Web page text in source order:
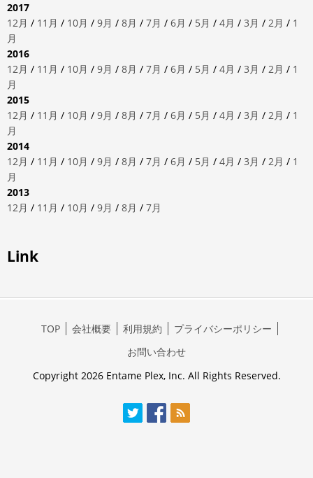
2017
12月 / 11月 / 10月 / 9月 / 8月 / 7月 / 6月 / 5月 / 4月 / 3月 / 2月 / 1
月
2016
12月 / 11月 / 10月 / 9月 / 8月 / 7月 / 6月 / 5月 / 4月 / 3月 / 2月 / 1
月
2015
12月 / 11月 / 10月 / 9月 / 8月 / 7月 / 6月 / 5月 / 4月 / 3月 / 2月 / 1
月
2014
12月 / 11月 / 10月 / 9月 / 8月 / 7月 / 6月 / 5月 / 4月 / 3月 / 2月 / 1
月
2013
12月 / 11月 / 10月 / 9月 / 8月 / 7月
Link
TOP 会社概要 利用規約
プライバシーポリシー
お問い合わせ
Copyright 2026 Entame Plex, Inc. All Rights Reserved.